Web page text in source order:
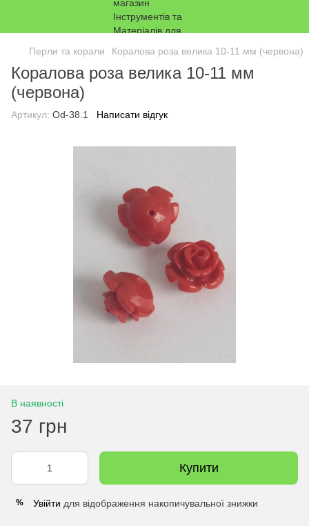
Перли та корали Коралова роза велика 10-11 мм (червона)
Коралова роза велика 10-11 мм
(червона)
Артикул: Od-38.1 Написати відгук
В наявності
37 грн
Купити
% Увійти для відображення накопичувальної знижки